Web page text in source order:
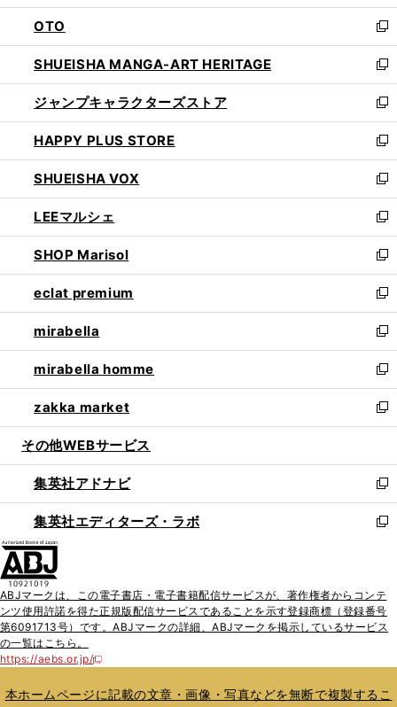
ウ
で
開
く
ン
ド
ウ
で
開
く
OTO
新
し
い
ウ
ィ
ン
ド
ウ
で
開
く
SHUEISHA MANGA-ART HERITAGE
新
し
い
ウ
ィ
ン
ド
ウ
で
開
く
ジャンプキャラクターズストア
新
し
い
ウ
ィ
ン
ド
ウ
で
開
く
HAPPY PLUS STORE
新
し
い
ウ
ィ
ン
ド
ウ
で
開
く
SHUEISHA VOX
新
し
い
ウ
ィ
ン
ド
ウ
で
開
く
LEEマルシェ
新
し
い
ウ
ィ
ン
ド
ウ
で
開
く
SHOP Marisol
新
し
い
ウ
ィ
ン
ド
ウ
で
開
eclat premium
新
し
い
ウ
ィ
ン
ド
ウ
開
く
mirabella
新
し
い
ウ
ィ
ン
ウ
で
開
く
mirabella homme
新
し
い
ウ
ン
ド
ウ
で
zakka market
新
し
ウ
ィ
ン
ド
く
その他WEBサービス
集英社アドナビ
新
し
い
ド
ウ
で
集英社エディターズ・ラボ
新
ィ
ン
ド
開
ABJマークは、この電子書店・電子書籍配信サービスが、著作権者からコンテ
ンツ使用許諾を得た正規版配信サービスであることを示す登録商標（登録番号
第6091713号）です。ABJマークの詳細、ABJマークを掲示しているサービス
の一覧はこちら。
https://aebs.or.jp/
新
い
ウ
本ホームページに記載の文章・画像・写真などを無断で複製するこ